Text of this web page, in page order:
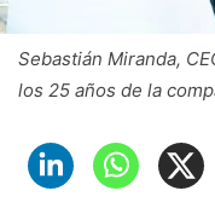
Sebastián Miranda,
los 25 años de la